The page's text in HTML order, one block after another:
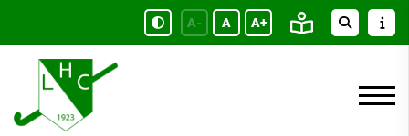
A- A A+